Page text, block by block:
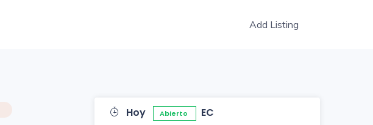
Add Listing
Hoy Abierto EC